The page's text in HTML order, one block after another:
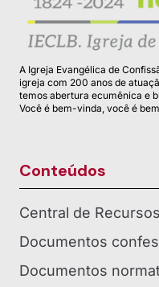
A Igreja Evangélica de
igreja com 200 anos de
temos abertura ecumênica e
Você é bem-vinda, você é
Conteúdos
Central de Recursos
Documentos
Documentos